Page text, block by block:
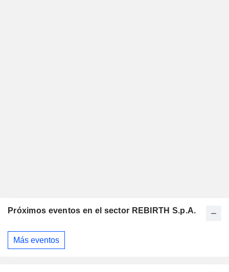
Próximos eventos en el sector REBIRTH S.p.A.
Más eventos